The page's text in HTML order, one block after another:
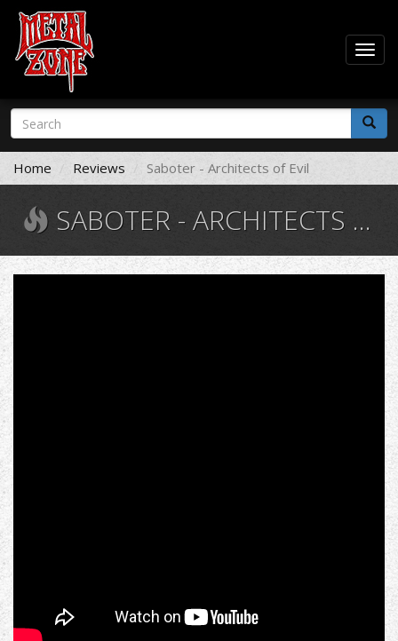
Skip
main
content
Search
form
Search
Home Reviews Saboter - Architects of Evil
SABOTER - ARCHITECTS OF EVIL